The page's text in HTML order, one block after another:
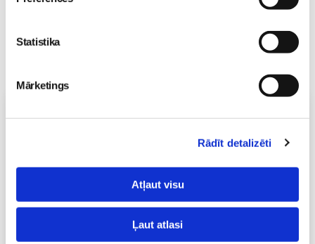
Statistika
Mārketings
Rādīt detalizēti
Atļaut visu
Ļaut atlasi
masāža Māmiņu klubā pie masāžas speciālistes Olgas
Izpārdots